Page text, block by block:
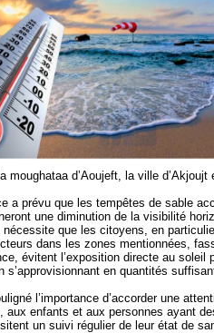
moughataa d’Aoujeft, la ville
a prévu que les tempêtes de sable
une diminution de la visibilité
nécessite que les citoyens, en
dans les zones mentionnées,
évitent l’exposition directe au soleil
s’approvisionnant en quantités
l’importance d’accorder une
aux enfants et aux personnes ayant
un suivi régulier de leur état de